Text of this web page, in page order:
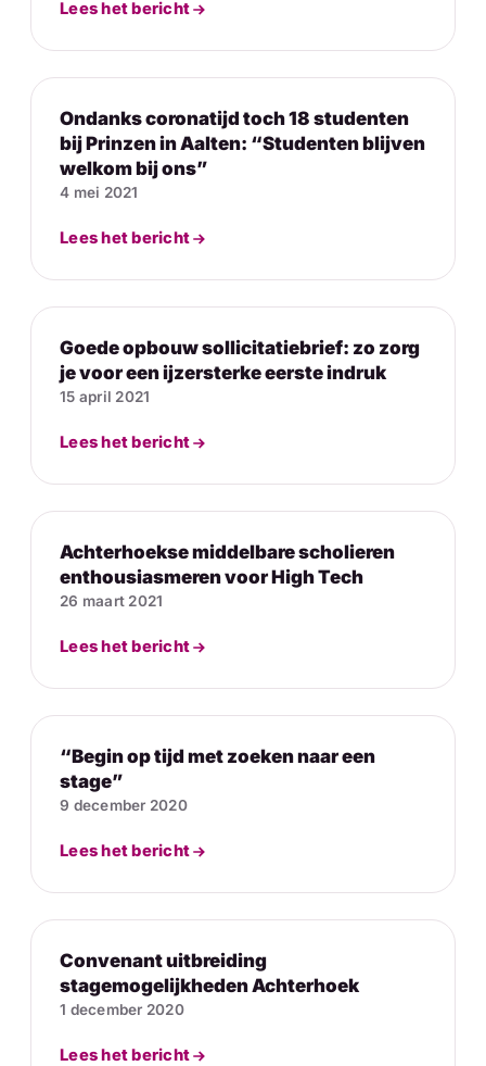
Lees het bericht
Ondanks coronatijd toch 18 studenten
bij Prinzen in Aalten: “Studenten blijven
welkom bij ons”
4 mei 2021
Lees het bericht
Goede opbouw sollicitatiebrief: zo zorg
je voor een ijzersterke eerste indruk
15 april 2021
Lees het bericht
Achterhoekse middelbare scholieren
enthousiasmeren voor High Tech
26 maart 2021
Lees het bericht
“Begin op tijd met zoeken naar een
stage”
9 december 2020
Lees het bericht
Convenant uitbreiding
stagemogelijkheden Achterhoek
1 december 2020
Lees het bericht